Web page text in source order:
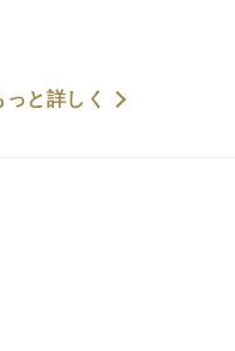
っと詳しく